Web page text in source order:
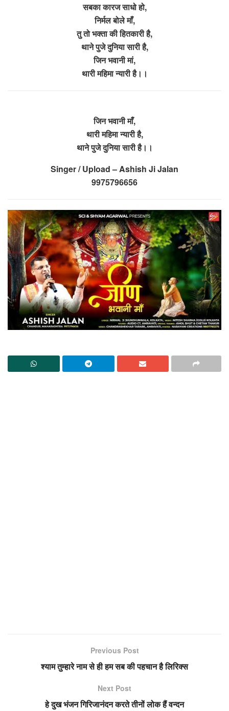
सबका कारज साधो हो,
निर्मल बोले माँ,
तु तो भक्ता की हितकारी है,
थाने पुजे दुनिया सारी है,
जिन भवानी मां,
थारी महिमा न्यारी है।।
जिन भवानी माँ,
थारी महिमा न्यारी है,
थाने पुजे दुनिया सारी है।।
Singer / Upload – Ashish Ji Jalan
9975796656
Previous Post
श्याम तुम्हारे नाम से ही हम सब की पहचान है लिरिक्स
Next Post
हे दुख भंजन गिरिजानंदन करते तीनों लोक हैं वन्दन